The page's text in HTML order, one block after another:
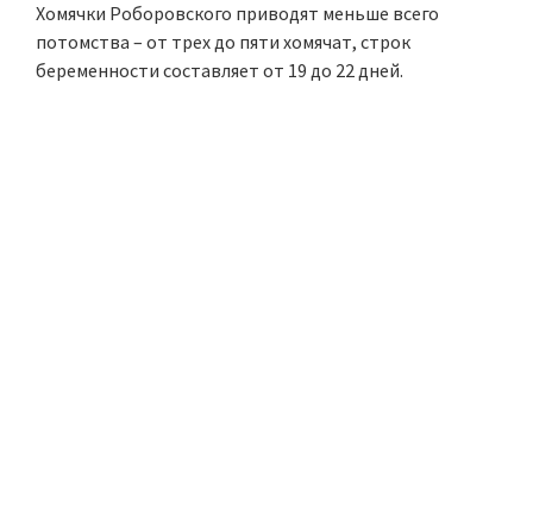
Хомячки Роборовского приводят меньше всего
потомства – от трех до пяти хомячат, строк
беременности составляет от 19 до 22 дней.